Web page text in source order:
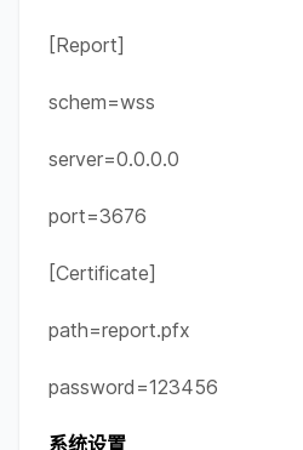
[Report]
schem=wss
server=0.0.0.0
port=3676
[Certificate]
path=report.pfx
password=123456
系统设置